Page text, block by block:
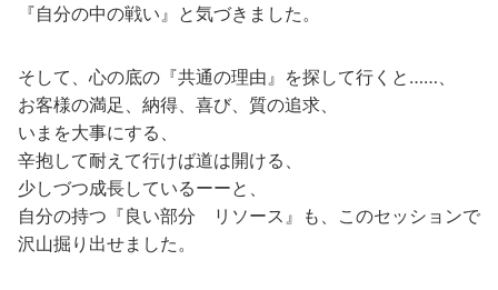
『自分の中の戦い』と気づきました。
そして、心の底の『共通の理由』を探して行くと……、
お客様の満足、納得、喜び、質の追求、
いまを大事にする、
辛抱して耐えて行けば道は開ける、
少しづつ成長しているーーと、
自分の持つ『良い部分 リソース』も、このセッションで
沢山掘り出せました。